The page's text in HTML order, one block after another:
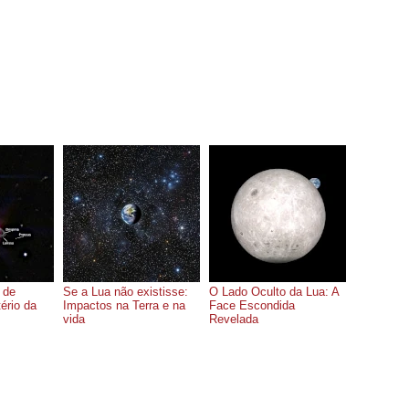
de
da
Se a Lua não existisse:
Impactos na Terra e na
vida
O Lado Oculto da Lua: A
Face Escondida
Revelada